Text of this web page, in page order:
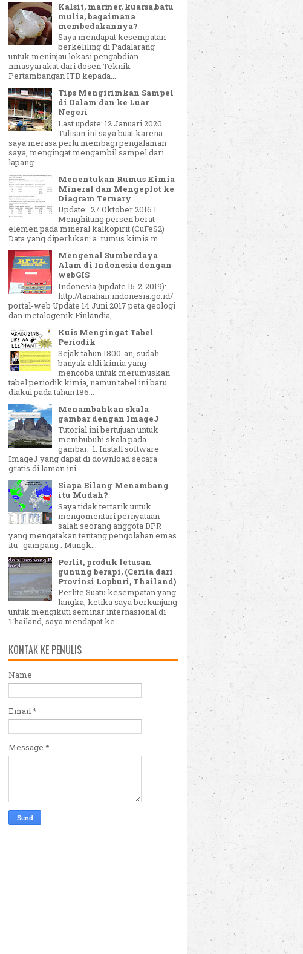
Kalsit, marmer, kuarsa,batu
mulia, bagaimana
membedakannya?
Saya mendapat kesempatan
berkeliling di Padalarang
untuk meninjau lokasi pengabdian
nmasyarakat dari dosen Teknik
Pertambangan ITB kepada...
Tips Mengirimkan Sampel
di Dalam dan ke Luar
Negeri
Last update: 12 Januari 2020
Tulisan ini saya buat karena
saya merasa perlu membagi pengalaman
saya, mengingat mengambil sampel dari
lapang...
Menentukan Rumus Kimia
Mineral dan Mengeplot ke
Diagram Ternary
Update: 27 Oktober 2016 1.
Menghitung persen berat
elemen pada mineral kalkopirit (CuFeS2)
Data yang diperlukan: a. rumus kimia m...
Mengenal Sumberdaya
Alam di Indonesia dengan
webGIS
Indonesia (update 15-2-2019):
http://tanahair.indonesia.go.id/
portal-web Update 14 Juni 2017 peta geologi
dan metalogenik Finlandia, ...
Kuis Mengingat Tabel
Periodik
Sejak tahun 1800-an, sudah
banyak ahli kimia yang
mencoba untuk merumuskan
tabel periodik kimia, namun tabel ini baru
diakui pada tahun 186...
Menambahkan skala
gambar dengan ImageJ
Tutorial ini bertujuan untuk
membubuhi skala pada
gambar. 1. Install software
ImageJ yang dapat di download secara
gratis di laman ini ...
Siapa Bilang Menambang
itu Mudah?
Saya tidak tertarik untuk
mengomentari pernyataan
salah seorang anggota DPR
yang mengatakan tentang pengolahan emas
itu gampang . Mungk...
Perlit, produk letusan
gunung berapi, (Cerita dari
Provinsi Lopburi, Thailand)
Perlite Suatu kesempatan yang
langka, ketika saya berkunjung
untuk mengikuti seminar internasional di
Thailand, saya mendapat ke...
KONTAK KE PENULIS
Name
Email *
Message *